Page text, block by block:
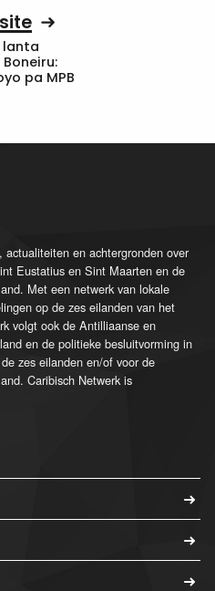
pa MPB
actualiteiten en achtergronden over
Eustatius en Sint Maarten en de
Met een netwerk van lokale
op de zes eilanden van het
volgt ook de Antilliaanse en
en de politieke besluitvorming in
zes eilanden en/of voor de
Caribisch Netwerk is